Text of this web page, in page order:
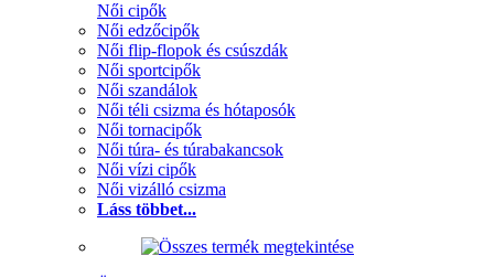
Női cipők
Női edzőcipők
Női flip-flopok és csúszdák
Női sportcipők
Női szandálok
Női téli csizma és hótaposók
Női tornacipők
Női túra- és túrabakancsok
Női vízi cipők
Női vizálló csizma
Láss többet...